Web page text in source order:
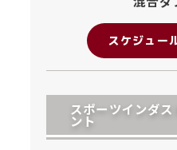
スケジュー
スポーツインダ
ント